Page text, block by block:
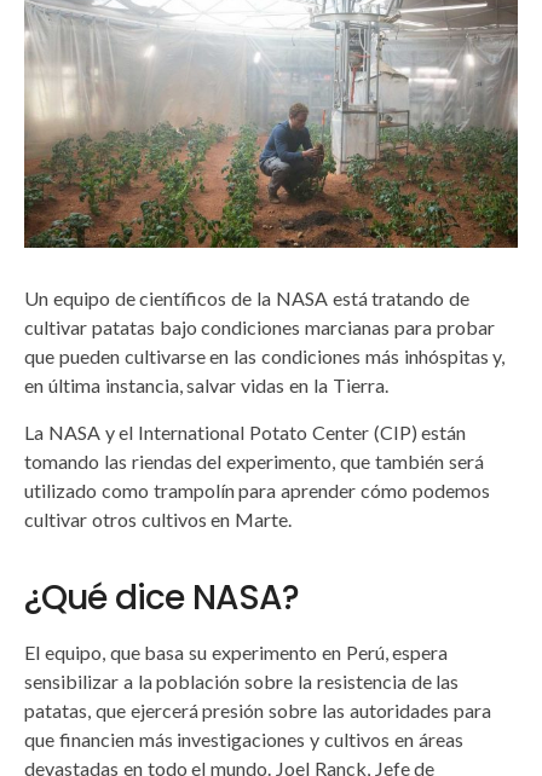
Un equipo de científicos de la NASA está tratando de
cultivar patatas bajo condiciones marcianas para probar
que pueden cultivarse en las condiciones más inhóspitas y,
en última instancia, salvar vidas en la Tierra.
La NASA y el International Potato Center (CIP) están
tomando las riendas del experimento, que también será
utilizado como trampolín para aprender cómo podemos
cultivar otros cultivos en Marte.
¿Qué dice NASA?
El equipo, que basa su experimento en Perú, espera
sensibilizar a la población sobre la resistencia de las
patatas, que ejercerá presión sobre las autoridades para
que financien más investigaciones y cultivos en áreas
devastadas en todo el mundo. Joel Ranck, Jefe de